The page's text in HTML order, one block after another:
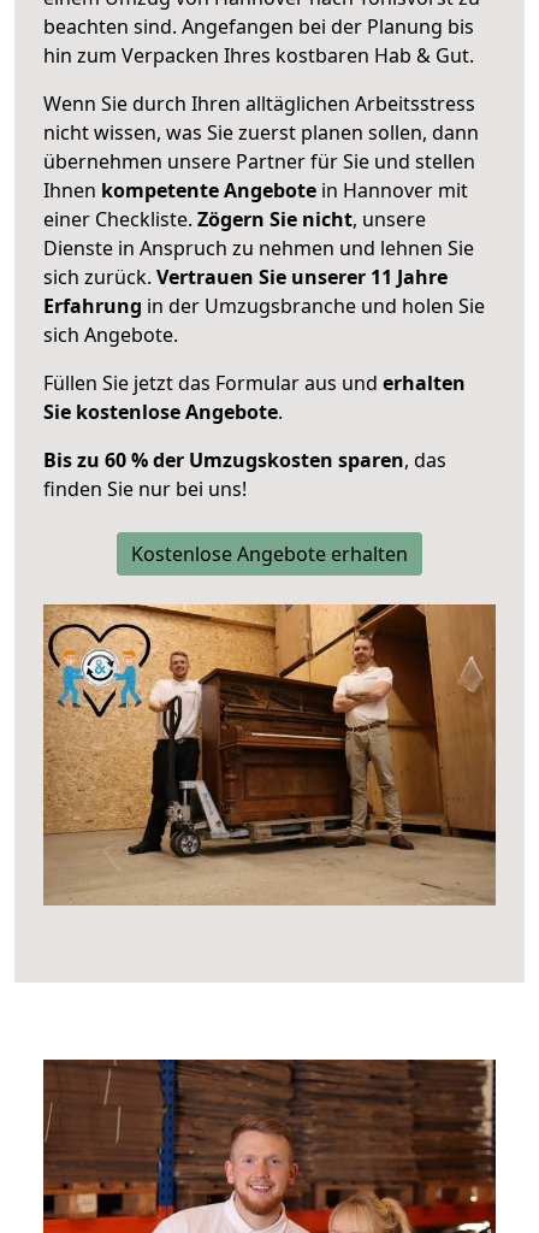
beachten sind. Angefangen bei der Planung bis
hin zum Verpacken Ihres kostbaren Hab & Gut.
Wenn Sie durch Ihren alltäglichen Arbeitsstress
nicht wissen, was Sie zuerst planen sollen, dann
übernehmen unsere Partner für Sie und stellen
Ihnen kompetente Angebote in Hannover mit
einer Checkliste. Zögern Sie nicht, unsere
Dienste in Anspruch zu nehmen und lehnen Sie
sich zurück. Vertrauen Sie unserer 11 Jahre
Erfahrung in der Umzugsbranche und holen Sie
sich Angebote.
Füllen Sie jetzt das Formular aus und erhalten
Sie kostenlose Angebote.
Bis zu 60 % der Umzugskosten sparen, das
finden Sie nur bei uns!
Kostenlose Angebote erhalten